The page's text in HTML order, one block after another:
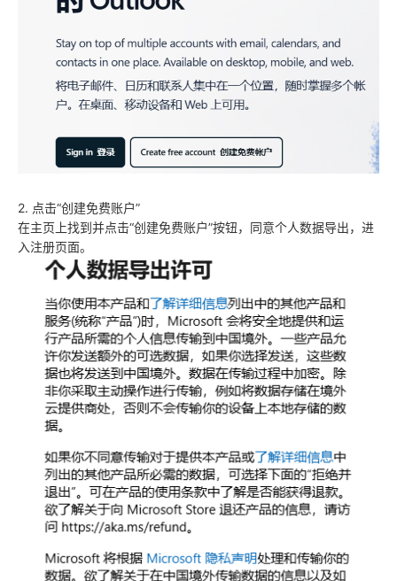
2. 点击“创建免费账户”
在主页上找到并点击“创建免费账户”按钮，同意个人数据导出，进
入注册页面。